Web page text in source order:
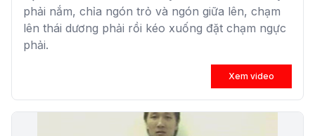
phải nắm, chỉa ngón trỏ và ngón giữa lên, chạm
lên thái dương phải rồi kéo xuống đặt chạm ngực
phải.
Xem video